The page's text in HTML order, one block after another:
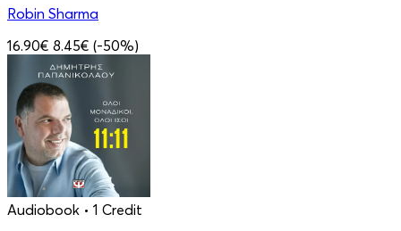
Robin Sharma
16.90€ 8.45€ (-50%)
Audiobook • 1 Credit